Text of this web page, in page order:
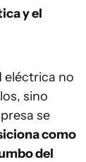
y el
eléctrica no
sino
se
como
del